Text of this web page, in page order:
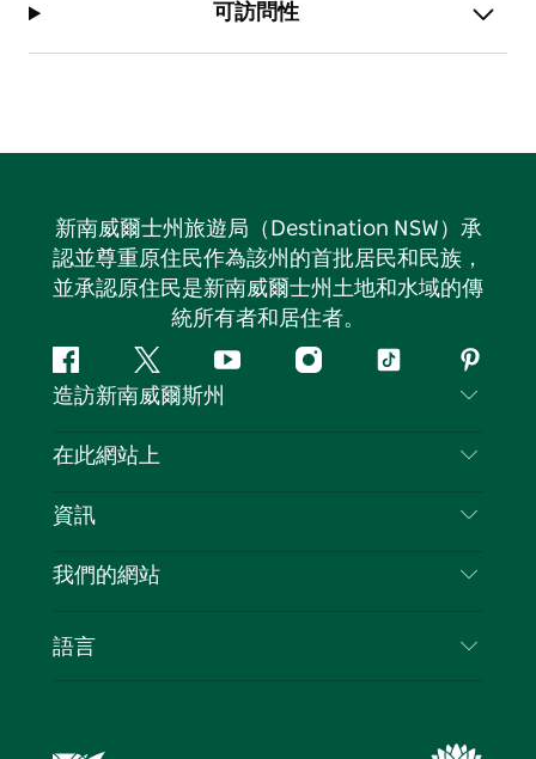
可訪問性
新南威爾士州旅遊局（Destination NSW）承
認並尊重原住民作為該州的首批居民和民族，
並承認原住民是新南威爾士州土地和水域的傳
統所有者和居住者。
Facebook嘰
嘰
喳
Youtube Instagram
抖
造訪新南威爾斯州
聯絡我們
隱私
Cookie 通知
在此網站上
目的地
新南威爾斯州公路旅行
活動
資訊
旅行資訊
新南威爾斯的商業
我們的網站
語言